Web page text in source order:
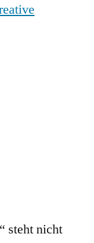
steht nicht